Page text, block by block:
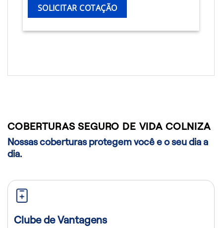
SOLICITAR COTAÇÃO
COBERTURAS SEGURO DE VIDA COLNIZA
Nossas coberturas protegem você e o seu dia a
dia.
Clube de Vantagens